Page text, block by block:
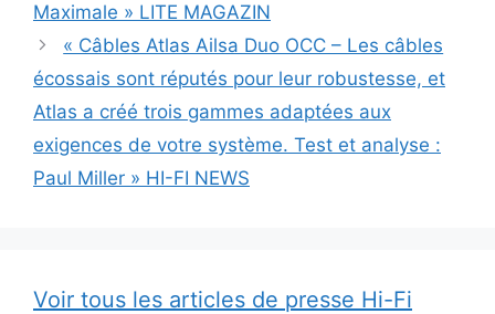
Maximale » LITE MAGAZIN
« Câbles Atlas Ailsa Duo OCC – Les câbles
écossais sont réputés pour leur robustesse, et
Atlas a créé trois gammes adaptées aux
exigences de votre système. Test et analyse :
Paul Miller » HI-FI NEWS
Voir tous les articles de presse Hi-Fi